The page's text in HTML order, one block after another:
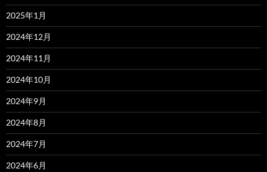
2025年1月
2024年12月
2024年11月
2024年10月
2024年9月
2024年8月
2024年7月
2024年6月